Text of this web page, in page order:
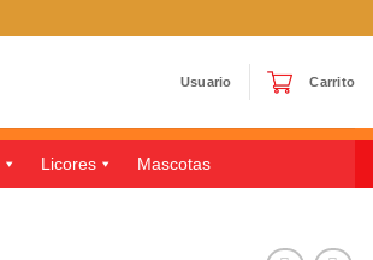
Usuario Carrito
Licores Mascotas